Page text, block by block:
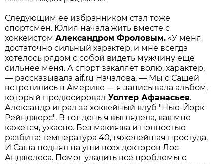
Следующим её избранником стал тоже
спортсмен. Юлия начала жить вместе с
хоккеистомАлександром Фроловым. «У меня
достаточно сильный характер, и мне всегда
хотелось рядом с собой видеть мужчину ещё
сильнее меня. А спорт закаляет волю, характер,
— рассказывала aif.ru Началова. — Мы с Сашей
встретились в Америке — я записывала альбом,
который продюсировал Уолтер Афанасьев.
Александр играл за хоккейный клуб "Нью-Йорк
Рейнджерс". В тот день я выглядела, как мне
кажется, ужасно. Без макияжа и полностью
разбита: температура 40, тяжелейшая простуда.
И Саша поднял на уши всех докторов Лос-
Анджелеса. Помог уладить все проблемы с